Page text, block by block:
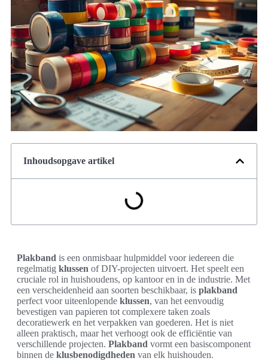
Inhoudsopgave artikel
Plakband is een onmisbaar hulpmiddel voor iedereen die
regelmatig klussen of DIY-projecten uitvoert. Het speelt een
cruciale rol in huishoudens, op kantoor en in de industrie. Met
een verscheidenheid aan soorten beschikbaar, is plakband
perfect voor uiteenlopende klussen, van het eenvoudig
bevestigen van papieren tot complexere taken zoals
decoratiewerk en het verpakken van goederen. Het is niet
alleen praktisch, maar het verhoogt ook de efficiëntie van
verschillende projecten. Plakband vormt een basiscomponent
binnen de klusbenodigdheden van elk huishouden.